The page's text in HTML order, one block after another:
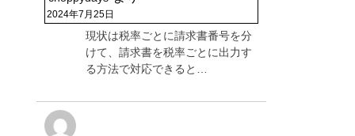
2024年7月25日
現状は税率ごとに請求書番号を分
けて、請求書を税率ごとに出力す
る方法で対応できると…